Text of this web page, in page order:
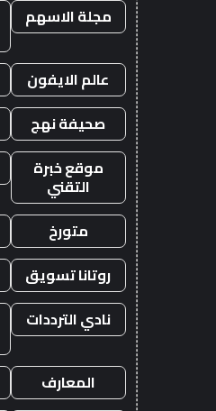
مجلة الاسهم
عالم الايفون
صحيفة نهج
موقع خبرة
التقني
متورخ
روتانا تسويق
نادي الترددات
المعارف